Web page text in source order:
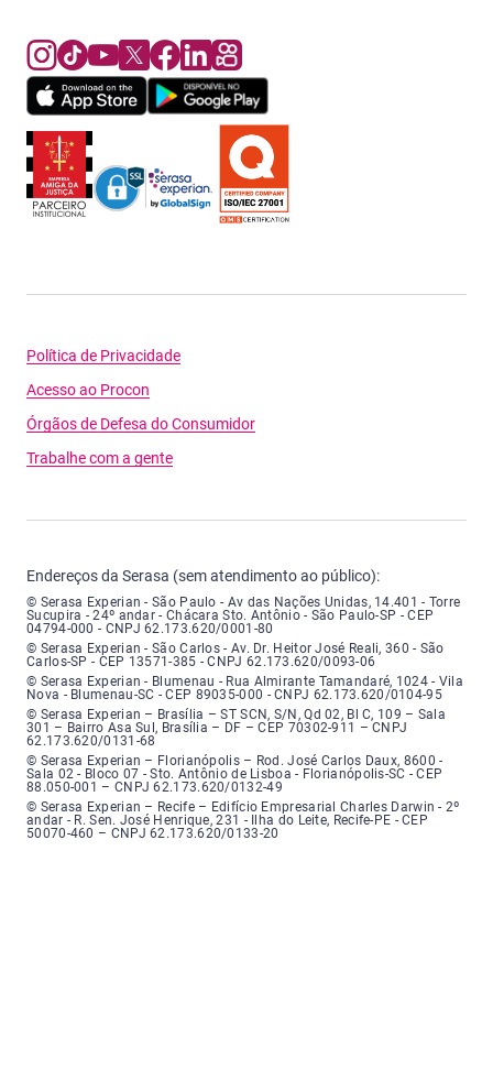
Política de Privacidade
Acesso ao Procon
Órgãos de Defesa do Consumidor
Trabalhe com a gente
Endereços da Serasa (sem atendimento ao público):
Serasa Experian - São Paulo - Endereço: Avenida das Nações Unidas,
© Serasa Experian - São Paulo - Av das Nações Unidas, 14.401 - Torre
Sucupira - 24º andar - Chácara Sto. Antônio - São Paulo-SP - CEP
04794-000 - CNPJ 62.173.620/0001-80
Serasa Experian - São Carlos - Endereço: Avenida Doutor Heitor José
© Serasa Experian - São Carlos - Av. Dr. Heitor José Reali, 360 - São
Carlos-SP - CEP 13571-385 - CNPJ 62.173.620/0093-06
Serasa Experian - Blumenau - Endereço: Rua Almirante Tamandaré,
© Serasa Experian - Blumenau - Rua Almirante Tamandaré, 1024 - Vila
Nova - Blumenau-SC - CEP 89035-000 - CNPJ 62.173.620/0104-95
Serasa Experian - Brasília, Endereço: Setor Comercial Norte, sem
© Serasa Experian – Brasília – ST SCN, S/N, Qd 02, Bl C, 109 – Sala
301 – Bairro Asa Sul, Brasília – DF – CEP 70302-911 – CNPJ
62.173.620/0131-68
Serasa Experian - Florianópolis, Endereço: Rodovia José Carlos, número
© Serasa Experian – Florianópolis – Rod. José Carlos Daux, 8600 -
Sala 02 - Bloco 07 - Sto. Antônio de Lisboa - Florianópolis-SC - CEP
88.050-001 – CNPJ 62.173.620/0132-49
Serasa Experian - Recife, Endereço: Edifício Empresarial Charles Darwin,
© Serasa Experian – Recife – Edifício Empresarial Charles Darwin - 2º
andar - R. Sen. José Henrique, 231 - Ilha do Leite, Recife-PE - CEP
50070-460 – CNPJ 62.173.620/0133-20